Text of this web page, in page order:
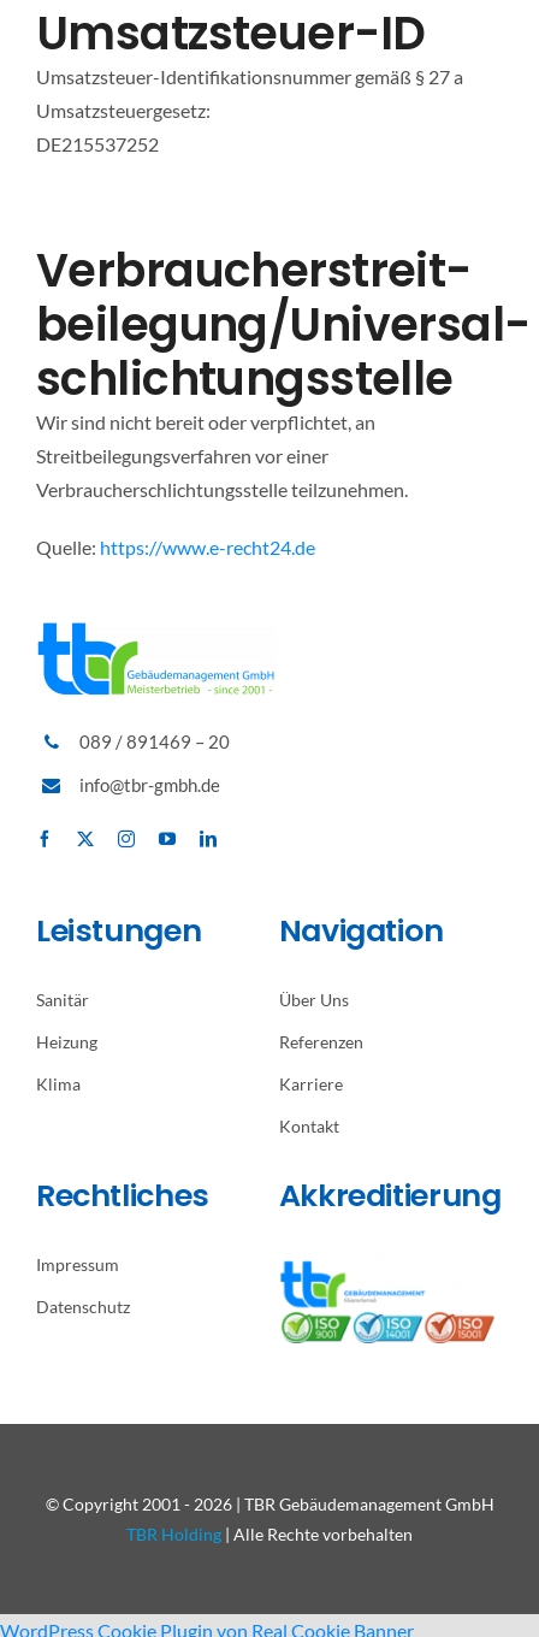
Umsatzsteuer-ID
Umsatzsteuer-Identifikationsnummer gemäß § 27 a
Umsatzsteuergesetz:
DE215537252
Verbraucher­streit­
beilegung/Universal­
schlichtungs­stelle
Wir sind nicht bereit oder verpflichtet, an
Streitbeilegungsverfahren vor einer
Verbraucherschlichtungsstelle teilzunehmen.
Quelle: https://www.e-recht24.de
089 / 891469 – 20
info@tbr-gmbh.de
Leistungen
Sanitär
Heizung
Klima
Navigation
Über Uns
Referenzen
Karriere
Kontakt
Rechtliches
Impressum
Datenschutz
Akkreditierung
© Copyright 2001 - 2026 | TBR Gebäudemanagement GmbH
TBR Holding | Alle Rechte vorbehalten
WordPress Cookie Plugin von Real Cookie Banner